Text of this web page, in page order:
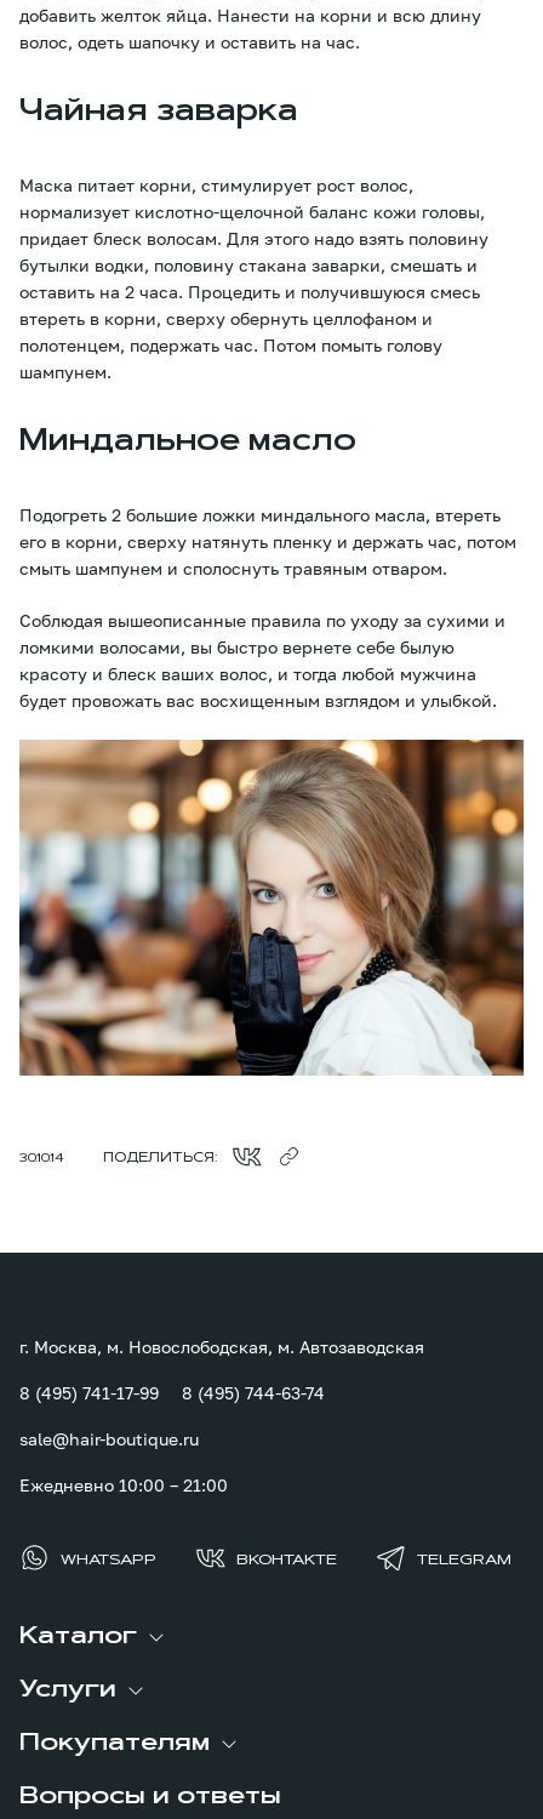
добавить желток яйца. Нанести на корни и всю длину
волос, одеть шапочку и оставить на час.
Чайная заварка
Маска питает корни, стимулирует рост волос,
нормализует кислотно-щелочной баланс кожи головы,
придает блеск волосам. Для этого надо взять половину
бутылки водки, половину стакана заварки, смешать и
оставить на 2 часа. Процедить и получившуюся смесь
втереть в корни, сверху обернуть целлофаном и
полотенцем, подержать час. Потом помыть голову
шампунем.
Миндальное масло
Подогреть 2 большие ложки миндального масла, втереть
его в корни, сверху натянуть пленку и держать час, потом
смыть шампунем и сполоснуть травяным отваром.
Соблюдая вышеописанные правила по уходу за сухими и
ломкими волосами, вы быстро вернете себе былую
красоту и блеск ваших волос, и тогда любой мужчина
будет провожать вас восхищенным взглядом и улыбкой.
30.10.14 ПОДЕЛИТЬСЯ:
Каталог
Услуги
Покупателям
Вопросы и ответы
г. Москва, м. Новослободская, м. Автозаводская
8 (495) 741-17-99 8 (495) 744-63-74
sale@hair-boutique.ru
Ежедневно 10:00 – 21:00
WHATSAPP ВКОНТАКТЕ TELEGRAM